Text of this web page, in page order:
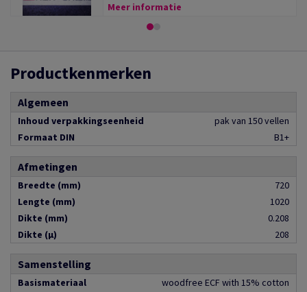
Meer informatie
Productkenmerken
Algemeen
Inhoud verpakkingseenheid
pak van 150 vellen
Formaat DIN
B1+
Afmetingen
Breedte (mm)
720
Lengte (mm)
1020
Dikte (mm)
0.208
Dikte (µ)
208
Samenstelling
Basismateriaal
woodfree ECF with 15% cotton